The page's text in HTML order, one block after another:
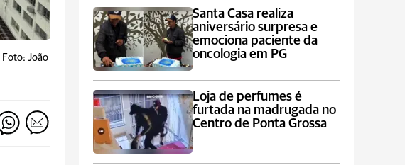
Foto: João
Santa Casa realiza
aniversário surpresa e
emociona paciente da
oncologia em PG
Loja de perfumes é
furtada na madrugada no
Centro de Ponta Grossa